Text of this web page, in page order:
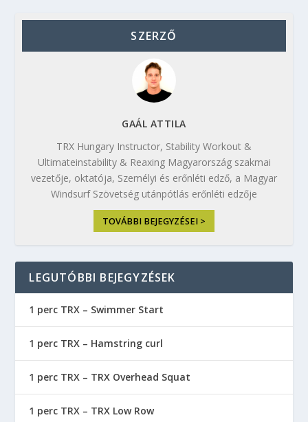
SZERZŐ
GAÁL ATTILA
TRX Hungary Instructor, Stability Workout &
Ultimateinstability & Reaxing Magyarország szakmai
vezetője, oktatója, Személyi és erőnléti edző, a Magyar
Windsurf Szövetség utánpótlás erőnléti edzője
TOVÁBBI BEJEGYZÉSEI >
LEGUTÓBBI BEJEGYZÉSEK
1 perc TRX – Swimmer Start
1 perc TRX – Hamstring curl
1 perc TRX – TRX Overhead Squat
1 perc TRX – TRX Low Row